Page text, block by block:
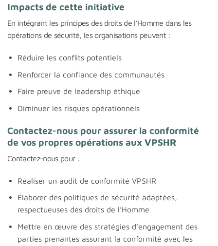
Impacts de cette initiative
En intégrant les principes des droits de l’Homme dans les
opérations de sécurité, les organisations peuvent :
Réduire les conflits potentiels
Renforcer la confiance des communautés
Faire preuve de leadership éthique
Diminuer les risques opérationnels
Contactez-nous pour assurer la conformité
de vos propres opérations aux VPSHR
Contactez-nous pour :
Réaliser un audit de conformité VPSHR
Élaborer des politiques de sécurité adaptées,
respectueuses des droits de l’Homme
Mettre en œuvre des stratégies d’engagement des
parties prenantes assurant la conformité avec les